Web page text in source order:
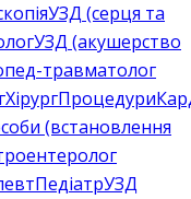
УЗД (серця та
УЗД (акушерство
травматолог
ХірургПроцедури
(встановлення
ПедіатрУЗД